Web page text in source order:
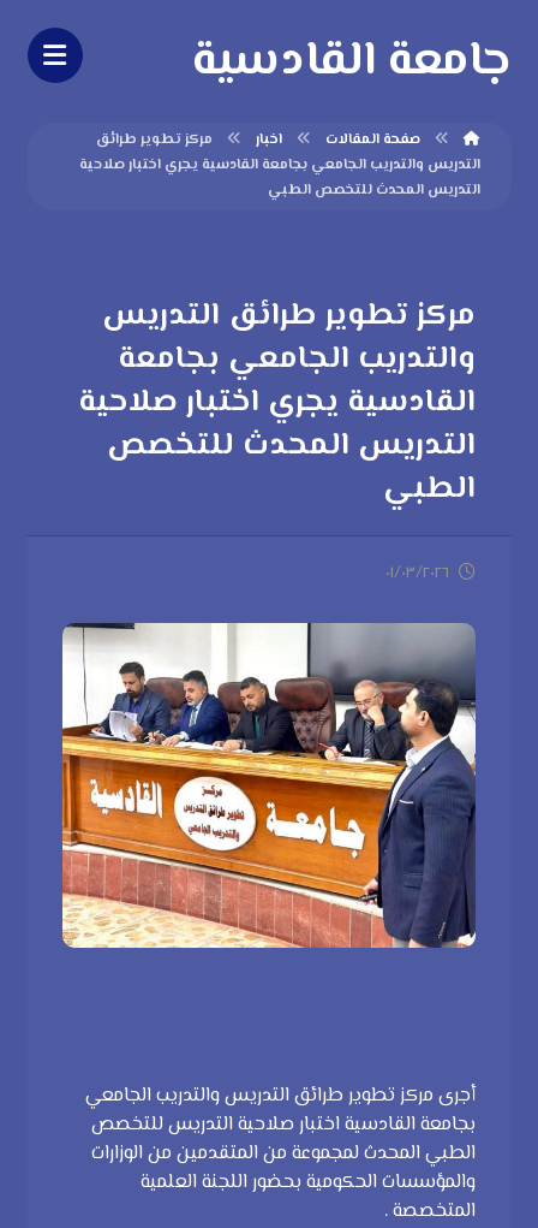
جامعة القادسية
صفحة المقالات اخبار
مركز تطوير طرائق
التدريس والتدريب الجامعي بجامعة القادسية يجري اختبار صلاحية
التدريس المحدث للتخصص الطبي
مركز تطوير طرائق التدريس
والتدريب الجامعي بجامعة
القادسية يجري اختبار صلاحية
التدريس المحدث للتخصص
الطبي
٠١/٠٣/٢٠٢٦
أجرى مركز تطوير طرائق التدريس والتدريب الجامعي
بجامعة القادسية اختبار صلاحية التدريس للتخصص
الطبي المحدث لمجموعة من المتقدمين من الوزارات
والمؤسسات الحكومية بحضور اللجنة العلمية
المتخصصة .